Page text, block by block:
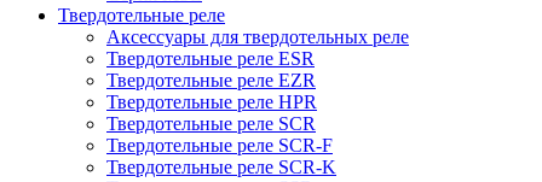
Твердотельные реле
Аксессуары для твердотельных реле
Твердотельные реле ESR
Твердотельные реле EZR
Твердотельные реле HPR
Твердотельные реле SCR
Твердотельные реле SCR-F
Твердотельные реле SCR-K